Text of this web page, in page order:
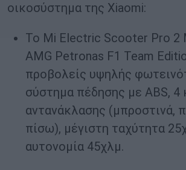
οικοσύστημα της Xiaomi:
Το Mi Electric Scooter Pro 2
AMG Petronas F1 Team
προβολείς υψηλής
σύστημα πέδησης με ABS, 4
αντανάκλασης (μπροστινά,
πίσω), μέγιστη ταχύτητα
αυτονομία 45χλμ.